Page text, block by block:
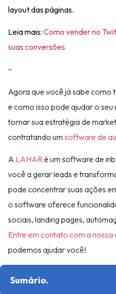
layout das páginas.
Leia mais: Como vender no
suas conversões
–
Agora que você já sabe como
e como isso pode ajudar o
tornar sua estratégia de
contratando um software de
A LAHARé um software de
você a gerar leads e
pode concentrar suas ações
o software oferece
sociais, landing pages,
Entre em contato com a nossa
podemos ajudar você!
Sumário.